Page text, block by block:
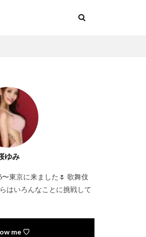
ゆみ
東京に来ました🌷 歌舞伎
はいろんなことに挑戦して
me ♡